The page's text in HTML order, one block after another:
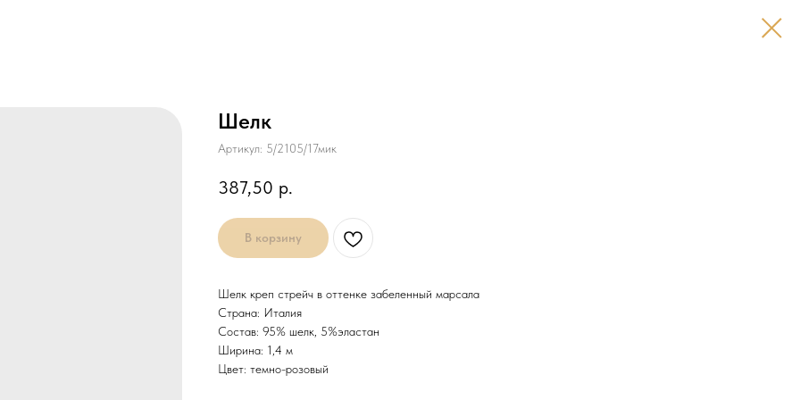
Шелк
Артикул: 5/2105/17мик
387,50 р.
В корзину
Шелк креп стрейч в оттенке забеленный марсала
Страна: Италия
Состав: 95% шелк, 5%эластан
Ширина: 1,4 м
Цвет: темно-розовый